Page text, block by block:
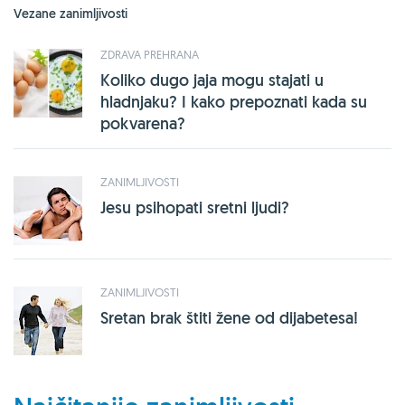
Vezane zanimljivosti
ZDRAVA PREHRANA
Koliko dugo jaja mogu stajati u
hladnjaku? I kako prepoznati kada su
pokvarena?
ZANIMLJIVOSTI
Jesu psihopati sretni ljudi?
ZANIMLJIVOSTI
Sretan brak štiti žene od dijabetesa!